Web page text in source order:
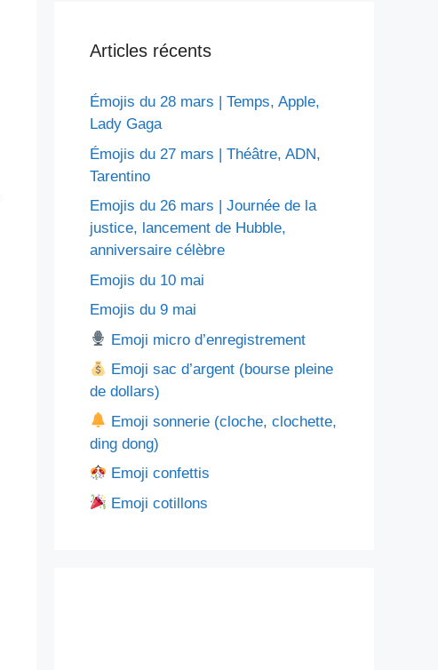
Articles récents
Émojis du 28 mars | Temps, Apple,
Lady Gaga
Émojis du 27 mars | Théâtre, ADN,
Tarentino
Emojis du 26 mars | Journée de la
justice, lancement de Hubble,
anniversaire célèbre
Emojis du 10 mai
Emojis du 9 mai
Emoji micro d’enregistrement
Emoji sac d’argent (bourse pleine
de dollars)
Emoji sonnerie (cloche, clochette,
ding dong)
Emoji confettis
Emoji cotillons